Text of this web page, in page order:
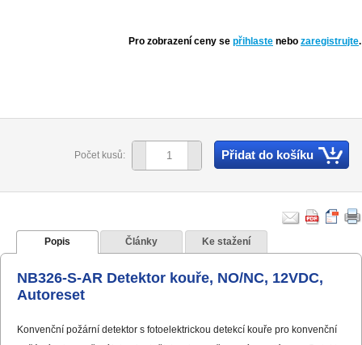
Pro zobrazení ceny se přihlaste nebo zaregistrujte.
Počet kusů: Přidat do košíku
Popis Články Ke stažení
NB326-S-AR Detektor kouře, NO/NC, 12VDC,
Autoreset
Konvenční požární detektor s fotoelektrickou detekcí kouře pro konvenční